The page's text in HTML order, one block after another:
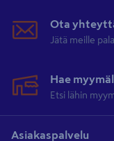
Ota
Jätä meille
Hae
Etsi lähin
Asiakaspalvelu